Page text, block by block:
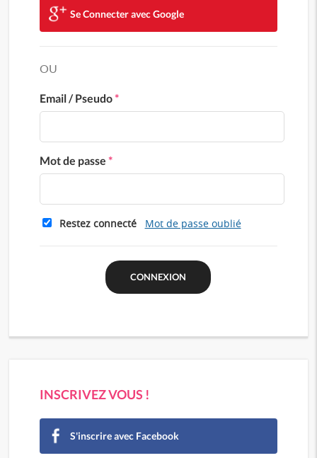
Se Connecter avec Google
OU
Email / Pseudo*
Mot de passe *
Restez connecté Mot de passe oublié
INSCRIVEZ VOUS !
S'inscrire avec Facebook